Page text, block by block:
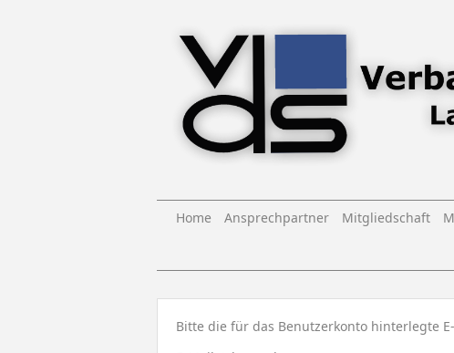
Home Ansprechpartner Mitgliedschaft
Bitte die für das Benutzerkonto hinterlegte